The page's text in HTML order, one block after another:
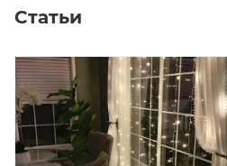
Статьи